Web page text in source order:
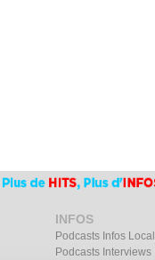
INFOS
Podcasts Infos
Podcasts Interviews